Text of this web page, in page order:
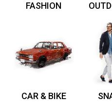
FASHION
CAR & BIKE